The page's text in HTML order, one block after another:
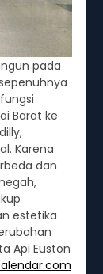
pada
Barat ke
Karena
dan
estetika
Api Euston